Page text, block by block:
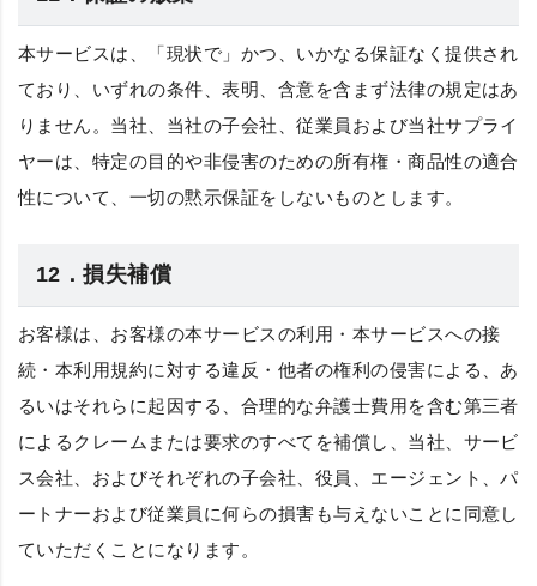
本サービスは、「現状で」かつ、いかなる保証なく提供され
ており、いずれの条件、表明、含意を含まず法律の規定はあ
りません。当社、当社の子会社、従業員および当社サプライ
ヤーは、特定の目的や非侵害のための所有権・商品性の適合
性について、一切の黙示保証をしないものとします。
12．損失補償
お客様は、お客様の本サービスの利用・本サービスへの接
続・本利用規約に対する違反・他者の権利の侵害による、あ
るいはそれらに起因する、合理的な弁護士費用を含む第三者
によるクレームまたは要求のすべてを補償し、当社、サービ
ス会社、およびそれぞれの子会社、役員、エージェント、パ
ートナーおよび従業員に何らの損害も与えないことに同意し
ていただくことになります。